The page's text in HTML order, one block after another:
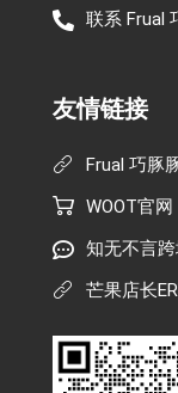
联系 Frual
友情链接
Frual 巧豚
WOOT官网
知无不言
芒果店长